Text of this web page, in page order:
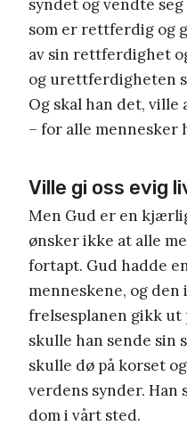
syndet og vendte
som er rettferdig og
av sin rettferdighet
og urettferdigheten
Og skal han det,
– for alle mennesker
Ville gi oss evig
Men Gud er en
ønsker ikke at alle
fortapt. Gud hadde
menneskene, og
frelsesplanen gikk ut
skulle han sende sin
skulle dø på korset
verdens synder. Han
dom i vårt sted.